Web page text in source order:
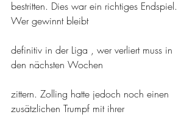
bestritten. Dies war ein richtiges Endspiel.
Wer gewinnt bleibt
definitiv in der Liga , wer verliert muss in
den nächsten Wochen
zittern. Zolling hatte jedoch noch einen
zusätzlichen Trumpf mit ihrer